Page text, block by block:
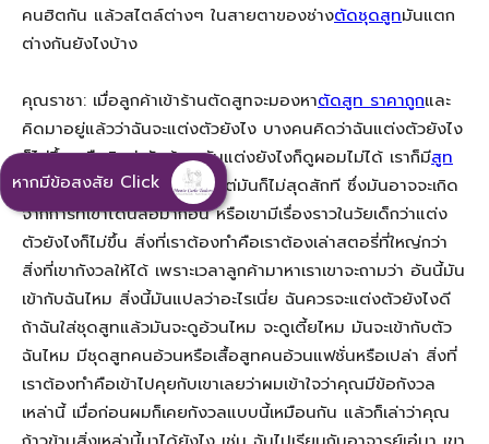
หากมีข้อสงสัย Click
คนฮิตกัน แล้วสไตล์ต่างๆ ในสายตาของช่างตัดชุดสูทมันแตก
ต่างกันยังไงบ้าง
คุณราชา: เมื่อลูกค้าเข้าร้านตัดสูทจะมองหาตัดสูท ราคาถูกและ
คิดมาอยู่แล้วว่าฉันจะแต่งตัวยังไง บางคนคิดว่าฉันแต่งตัวยังไง
ก็ไม่ขึ้น หรือคิดว่าฉันอ้วน ฉันแต่งยังไงก็ดูผอมไม่ได้ เราก็มีสูท
ผู้ชายอ้วนหรือว่าอะไรก็แล้วแต่มันก็ไม่สุดสักที ซึ่งมันอาจจะเกิด
จากการที่เขาโดนล้อมาก่อน หรือเขามีเรื่องราวในวัยเด็กว่าแต่ง
ตัวยังไงก็ไม่ขึ้น สิ่งที่เราต้องทำคือเราต้องเล่าสตอรี่ที่ใหญ่กว่า
สิ่งที่เขากังวลให้ได้ เพราะเวลาลูกค้ามาหาเราเขาจะถามว่า อันนี้มัน
เข้ากับฉันไหม สิ่งนี้มันแปลว่าอะไรเนี่ย ฉันควรจะแต่งตัวยังไงดี
ถ้าฉันใส่ชุดสูทแล้วมันจะดูอ้วนไหม จะดูเตี้ยไหม มันจะเข้ากับตัว
ฉันไหม มีชุดสูทคนอ้วนหรือเสื้อสูทคนอ้วนแฟชั่นหรือเปล่า สิ่งที่
เราต้องทำคือเข้าไปคุยกับเขาเลยว่าผมเข้าใจว่าคุณมีข้อกังวล
เหล่านี้ เมื่อก่อนผมก็เคยกังวลแบบนี้เหมือนกัน แล้วก็เล่าว่าคุณ